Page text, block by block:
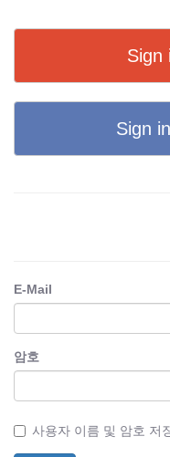
Sign
Sign
E-Mail
암호
사용자 이름 및 암호 저